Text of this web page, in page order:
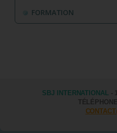
FORMATION
SBJ INTERNATIONAL
-